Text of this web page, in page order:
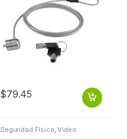
$79.45
Seguridad Física,Video